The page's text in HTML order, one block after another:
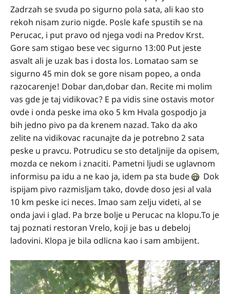
Zadrzah se svuda po sigurno pola sata, ali kao sto
rekoh nisam zurio nigde. Posle kafe spustih se na
Perucac, i put pravo od njega vodi na Predov Krst.
Gore sam stigao bese vec sigurno 13:00 Put jeste
asvalt ali je uzak bas i dosta los. Lomatao sam se
sigurno 45 min dok se gore nisam popeo, a onda
razocarenje! Dobar dan,dobar dan. Recite mi molim
vas gde je taj vidikovac? E pa vidis sine ostavis motor
ovde i onda peske ima oko 5 km Hvala gospodjo ja
bih jedno pivo pa da krenem nazad. Tako da ako
zelite na vidikovac racunajte da je potrebno 2 sata
peske u pravcu. Potrudicu se sto detaljnije da opisem,
mozda ce nekom i znaciti. Pametni ljudi se uglavnom
informisu pa idu a ne kao ja, idem pa sta bude
Dok
ispijam pivo razmisljam tako, dovde doso jesi al vala
10 km peske ici neces. Imao sam zelju videti, al se
onda javi i glad. Pa brze bolje u Perucac na klopu.To je
taj poznati restoran Vrelo, koji je bas u debeloj
ladovini. Klopa je bila odlicna kao i sam ambijent.